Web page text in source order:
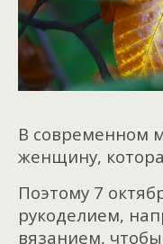
В современном
женщину,
Поэтому 7
рукоделием,
вязанием,